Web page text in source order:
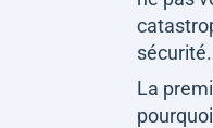
sécurité.
La